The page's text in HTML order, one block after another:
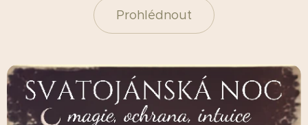
Prohlédnout